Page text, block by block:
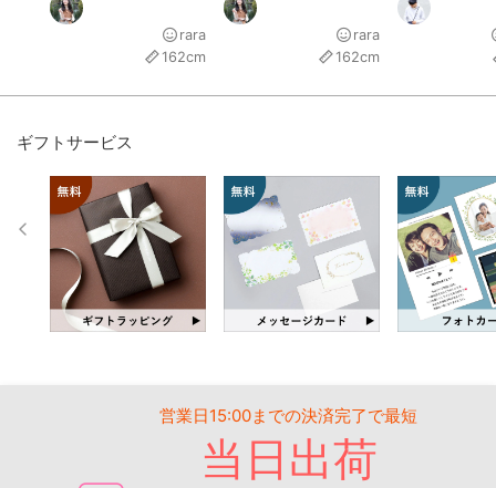
rara
162cm
rara
162cm
ギフトサービス
営業日15:00までの決済完了で最短
当日出荷